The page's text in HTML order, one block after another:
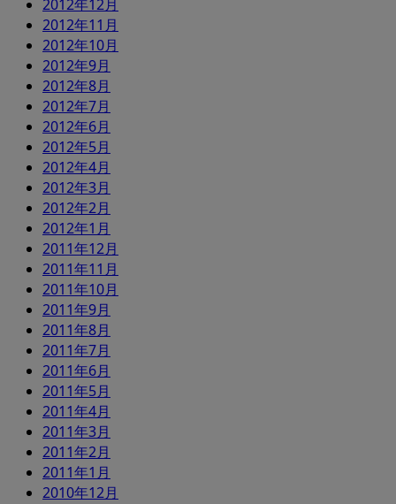
2012年12月
2012年11月
2012年10月
2012年9月
2012年8月
2012年7月
2012年6月
2012年5月
2012年4月
2012年3月
2012年2月
2012年1月
2011年12月
2011年11月
2011年10月
2011年9月
2011年8月
2011年7月
2011年6月
2011年5月
2011年4月
2011年3月
2011年2月
2011年1月
2010年12月